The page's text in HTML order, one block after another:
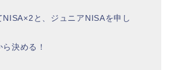
NISA×2と、ジュニアNISAを申し
決める！